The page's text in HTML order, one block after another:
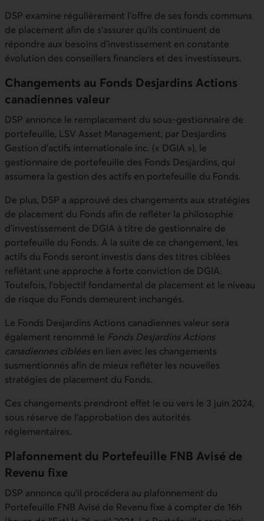
DSP examine régulièrement l'offre de ses fonds communs
de placement afin de s'assurer qu'ils continuent de
répondre aux besoins d'investissement en constante
évolution des conseillers financiers et des investisseurs.
Changements au Fonds Desjardins Actions
canadiennes valeur
DSP annonce le remplacement du sous-gestionnaire de
portefeuille, LSV Asset Management, par Desjardins
Gestion d'actifs internationale inc. (« DGIA »), le
gestionnaire de portefeuille des Fonds Desjardins, qui
assumera la gestion des actifs en portefeuille du Fonds.
De plus, DSP a approuvé des changements aux stratégies
de placement du Fonds afin de refléter la philosophie
d’investissement de DGIA à titre de gestionnaire de
portefeuille du Fonds. À la suite de ce changement, les
actifs du Fonds seront investis dans des titres ciblées
reflétant une approche à forte conviction de DGIA.
Toutefois, l’objectif fondamental de placement et le niveau
de risque du Fonds demeurent inchangés.
Le Fonds Desjardins Actions canadiennes valeur sera
également renommé le Fonds Desjardins Actions
canadiennes ciblées en lien avec les changements
susmentionnés afin de mieux refléter les nouvelles
stratégies de placement du Fonds.
Ces changements prendront effet le ou vers le 3 juin 2024,
sous réserve de l’approbation des autorités
réglementaires.
Plafonnement du Portefeuille FNB Avisé de
Revenu fixe
DSP annonce qu’il procédera au plafonnement du
Portefeuille FNB Avisé de Revenu fixe à compter de 16h